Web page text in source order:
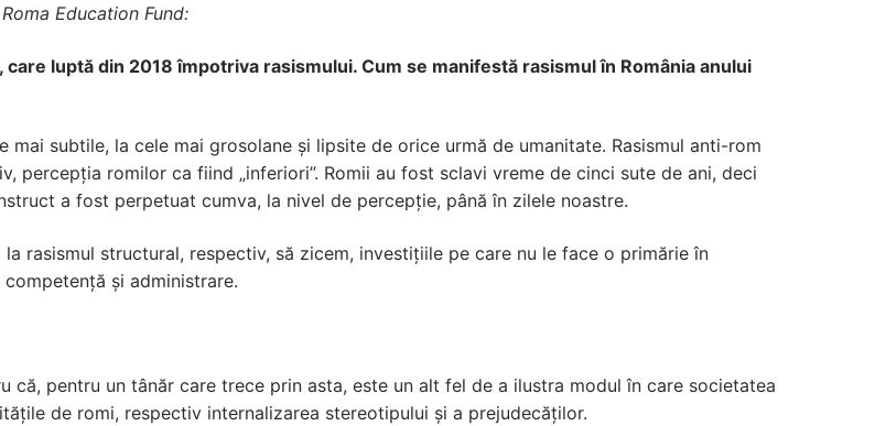
Education Fund:
luptă din 2018 împotriva rasismului. Cum se manifestă rasismul în România anului
subtile, la cele mai grosolane și lipsite de orice urmă de umanitate. Rasismul anti-rom
percepția romilor ca fiind „inferiori”. Romii au fost sclavi vreme de cinci sute de ani, deci
a fost perpetuat cumva, la nivel de percepție, până în zilele noastre.
rasismul structural, respectiv, să zicem, investițiile pe care nu le face o primărie în
și administrare.
că, pentru un tânăr care trece prin asta, este un alt fel de a ilustra modul în care societatea
de romi, respectiv internalizarea stereotipului și a prejudecăților.